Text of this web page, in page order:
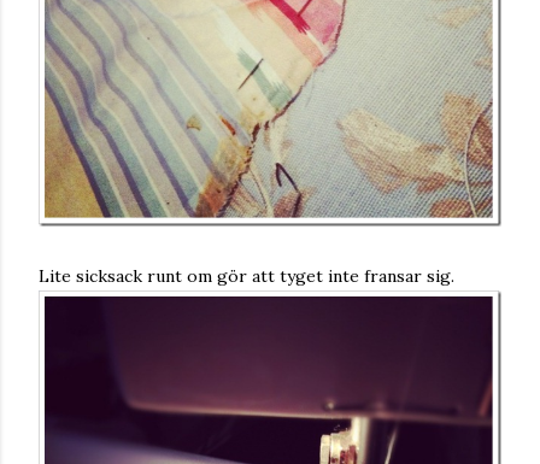
Lite sicksack runt om gör att tyget inte fransar sig.